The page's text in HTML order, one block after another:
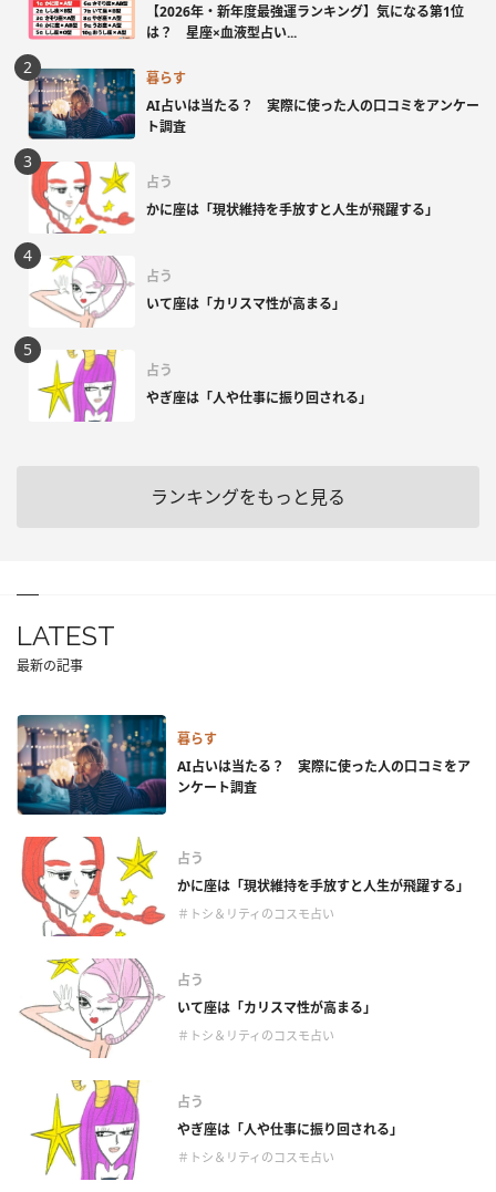
【2026年・新年度最強運ランキング】気になる第1位
は？ 星座×血液型占い...
暮らす
AI占いは当たる？ 実際に使った人の口コミをアンケー
ト調査
占う
かに座は「現状維持を手放すと人生が飛躍する」
占う
いて座は「カリスマ性が高まる」
占う
やぎ座は「人や仕事に振り回される」
ランキングをもっと見る
LATEST
最新の記事
暮らす
AI占いは当たる？ 実際に使った人の口コミをア
ンケート調査
占う
かに座は「現状維持を手放すと人生が飛躍する」
＃トシ＆リティのコスモ占い
占う
いて座は「カリスマ性が高まる」
＃トシ＆リティのコスモ占い
占う
やぎ座は「人や仕事に振り回される」
＃トシ＆リティのコスモ占い